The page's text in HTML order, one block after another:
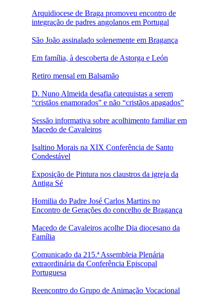
Arquidiocese de Braga promoveu encontro de
integração de padres angolanos em Portugal
São João assinalado solenemente em Bragança
Em família, à descoberta de Astorga e León
Retiro mensal em Balsamão
D. Nuno Almeida desafia catequistas a serem
“cristãos enamorados” e não “cristãos apagados”
Sessão informativa sobre acolhimento familiar em
Macedo de Cavaleiros
Isaltino Morais na XIX Conferência de Santo
Condestável
Exposição de Pintura nos claustros da igreja da
Antiga Sé
Homilia do Padre José Carlos Martins no
Encontro de Gerações do concelho de Bragança
Macedo de Cavaleiros acolhe Dia diocesano da
Família
Comunicado da 215.ª Assembleia Plenária
extraordinária da Conferência Episcopal
Portuguesa
Reencontro do Grupo de Animação Vocacional